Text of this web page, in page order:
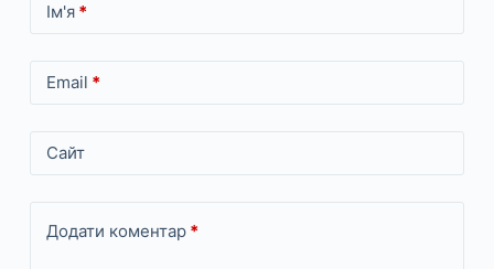
Ім'я*
Email *
Сайт
Додати коментар*